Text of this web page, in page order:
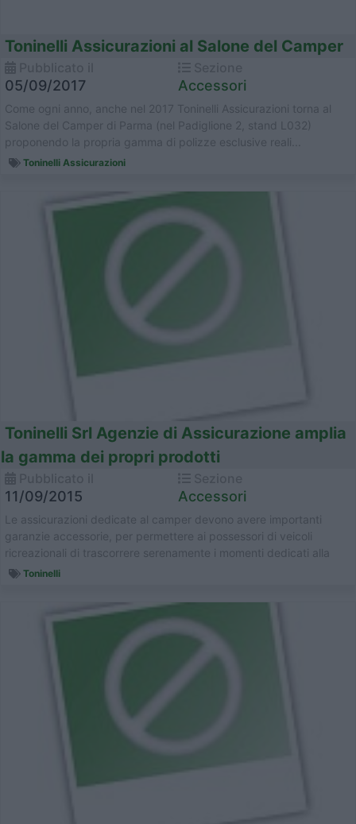
Toninelli Assicurazioni al Salone del Camper
05/09/2017 Accessori
Come ogni anno, anche nel 2017 Toninelli Assicurazioni torna al
Salone del Camper di Parma (nel Padiglione 2, stand L032)
proponendo la propria gamma di polizze esclusive reali...
Toninelli Assicurazioni
Toninelli Srl Agenzie di Assicurazione amplia
la gamma dei propri prodotti
11/09/2015 Accessori
Le assicurazioni dedicate al camper devono avere importanti
garanzie accessorie, per permettere ai possessori di veicoli
ricreazionali di trascorrere serenamente i momenti dedicati alla
vacanza e al...
Toninelli